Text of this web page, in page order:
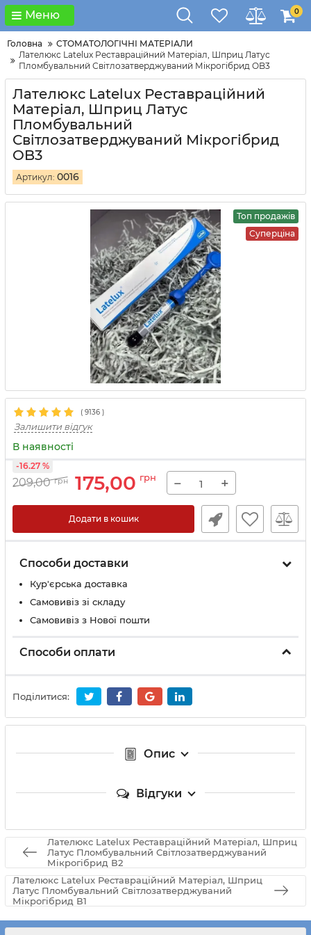
Меню 0
Головна
СТОМАТОЛОГІЧНІ МАТЕРІАЛИ
Лателюкс Latelux Реставрацiйний Матерiал, Шприц Латус
Пломбувальний Свiтлозатверджуваний Мiкрогiбрид OB3
Лателюкс Latelux Реставрацiйний
Матерiал, Шприц Латус
Пломбувальний
Свiтлозатверджуваний Мiкрогiбрид
OB3
Артикул: 0016
Топ продажів
Суперціна
( 9136 )
Залишити відгук
В наявності
209,00 грн 175,00 грн
-16.27 %
− +
Додати в кошик
Способи доставки
Кур'єрська доставка
Самовивіз зі складу
Самовивіз з Нової пошти
Способи оплати
Поділитися:
Опис
Відгуки
Лателюкс Latelux Реставрацiйний Матерiал, Шприц
Латус Пломбувальний Свiтлозатверджуваний
Мiкрогiбрид В2
Лателюкс Latelux Реставрацiйний Матерiал, Шприц
Латус Пломбувальний Свiтлозатверджуваний
Мiкрогiбрид В1